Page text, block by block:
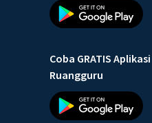
Coba GRATIS Aplikasi
Ruangguru